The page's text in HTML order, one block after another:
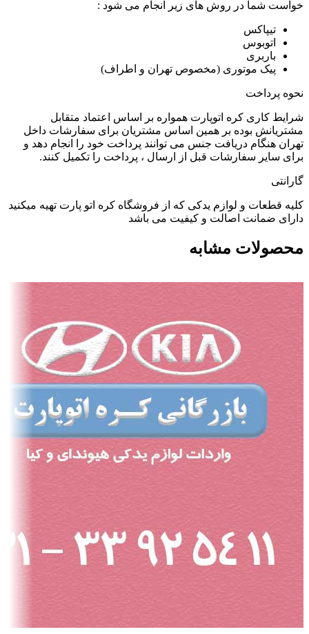
خواست شما در روش های زیر انجام می شود :
تیپاکس
اتوبوس
باربری
پیک موتوری (مخصوص تهران و اطراف)
نحوه پرداخت
شرایط کاری کره اتوپارت همواره بر اساس اعتماد متقابل
مشتریانش بوده بر همین اساس مشتریان برای سفارشات داخل
تهران هنگام دریافت جنس می توانند پرداخت خود را انجام دهد و
برای سایر سفارشات قبل از ارسال ، پرداخت را تکمیل کنند.
گارانتی
کلیه قطعات و لوازم یدکی که از فروشگاه کره اتو پارت تهیه میکنید
دارای ضمانت اصالت و کیفیت می باشد
محصولات مشابه